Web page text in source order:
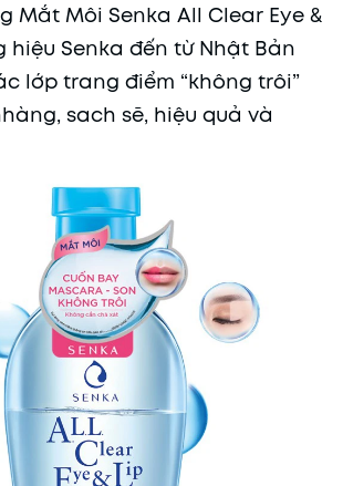
Mắt Môi Senka All Clear Eye &
hiệu Senka đến từ Nhật Bản
lớp trang điểm “không trôi”
sach sẽ, hiệu quả và